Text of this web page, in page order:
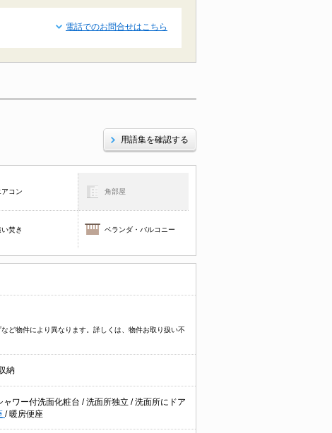
電話でのお問合せはこちら
用語集を確認する
アコン 角部屋
い焚き ベランダ・バルコニー
ど物件により異なります。詳しくは、物件お取り扱い不
納
ャワー付洗面化粧台 /洗面所独立 /洗面所にドア
/ 暖房便座